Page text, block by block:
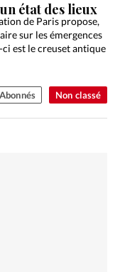
Non classé
état des lieux
de Paris propose,
sur les émergences
est le creuset antique
Abonnés